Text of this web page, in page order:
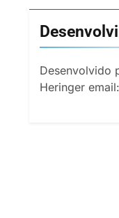
Desenvolvido
Heringer